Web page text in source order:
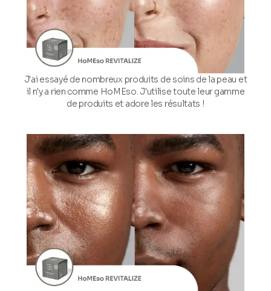
J'ai essayé de nombreux produits de soins de la peau et
il n'y a rien comme HoMEso. J'utilise toute leur gamme
de produits et adore les résultats !